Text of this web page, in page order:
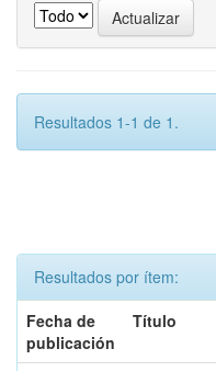
Resultados 1-1 de 1.
Resultados por ítem:
Fecha de
publicación
Título